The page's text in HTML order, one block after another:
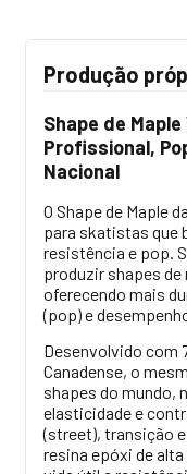
Produção
Shape de
Profissional,
Nacional
O Shape de Maple
para skatistas que
resistência e pop.
produzir shapes
oferecendo mais
(pop) e
Desenvolvido com
Canadense, o
shapes do mundo,
elasticidade e
(street), transição
resina epóxi de